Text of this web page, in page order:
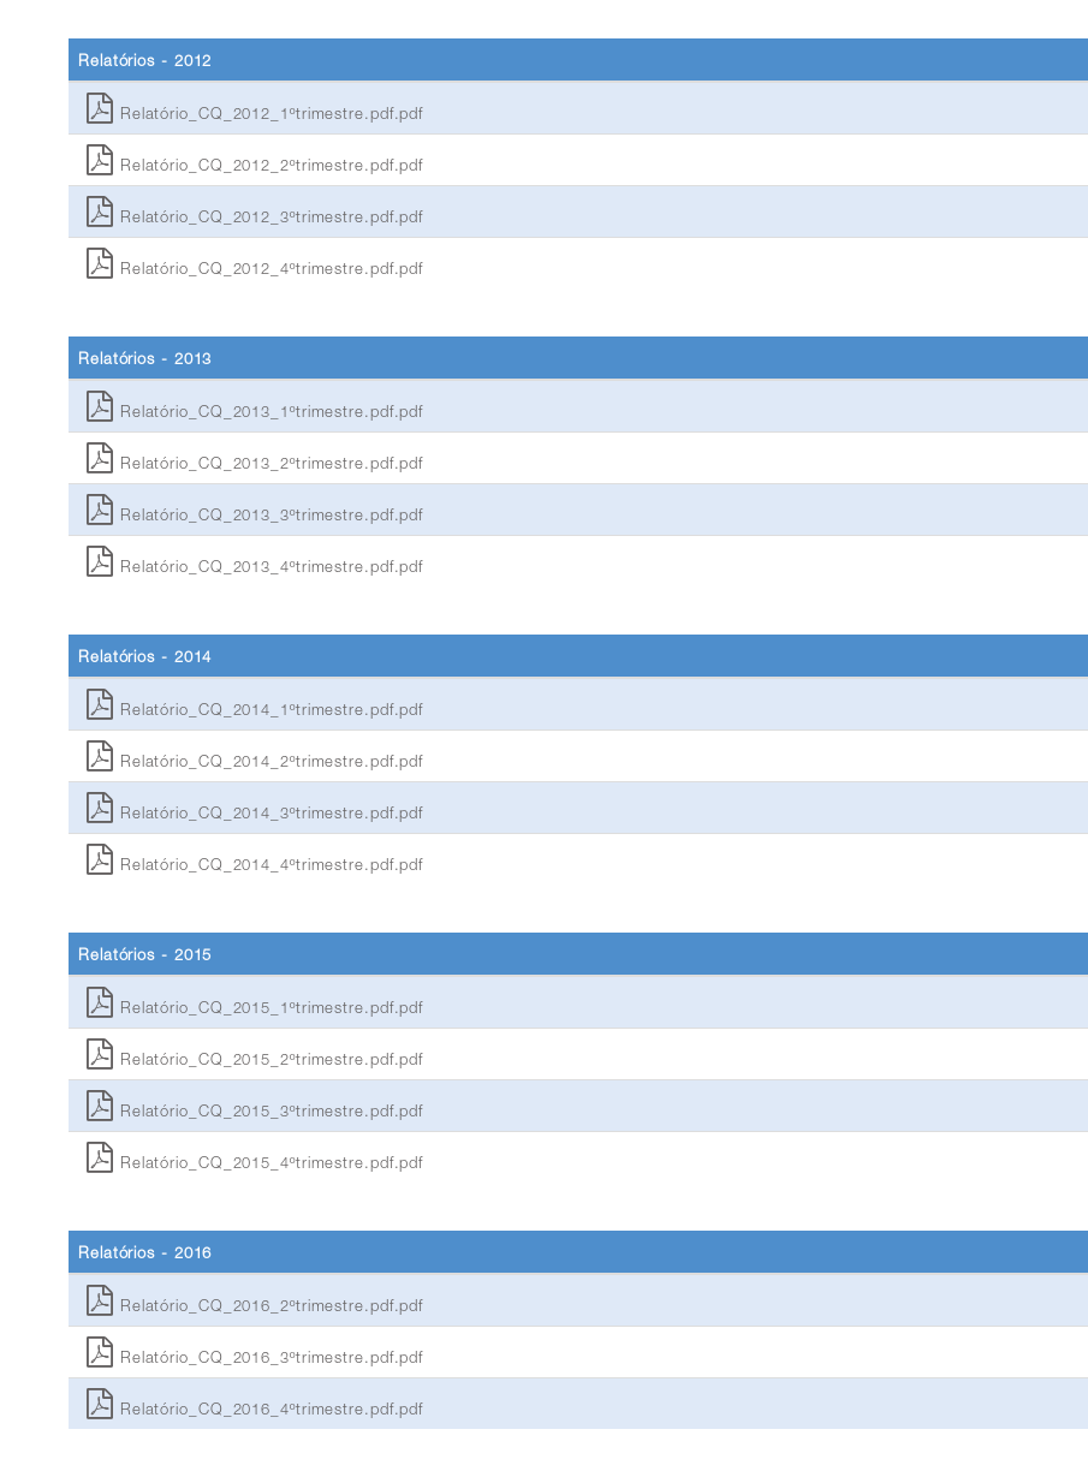
Relatórios - 2012
Relatório_CQ_2012_1ºtrimestre.pdf.pdf
Relatório_CQ_2012_2ºtrimestre.pdf.pdf
Relatório_CQ_2012_3ºtrimestre.pdf.pdf
Relatório_CQ_2012_4ºtrimestre.pdf.pdf
Relatórios - 2013
Relatório_CQ_2013_1ºtrimestre.pdf.pdf
Relatório_CQ_2013_2ºtrimestre.pdf.pdf
Relatório_CQ_2013_3ºtrimestre.pdf.pdf
Relatório_CQ_2013_4ºtrimestre.pdf.pdf
Relatórios - 2014
Relatório_CQ_2014_1ºtrimestre.pdf.pdf
Relatório_CQ_2014_2ºtrimestre.pdf.pdf
Relatório_CQ_2014_3ºtrimestre.pdf.pdf
Relatório_CQ_2014_4ºtrimestre.pdf.pdf
Relatórios - 2015
Relatório_CQ_2015_1ºtrimestre.pdf.pdf
Relatório_CQ_2015_2ºtrimestre.pdf.pdf
Relatório_CQ_2015_3ºtrimestre.pdf.pdf
Relatório_CQ_2015_4ºtrimestre.pdf.pdf
Relatórios - 2016
Relatório_CQ_2016_2ºtrimestre.pdf.pdf
Relatório_CQ_2016_3ºtrimestre.pdf.pdf
Relatório_CQ_2016_4ºtrimestre.pdf.pdf